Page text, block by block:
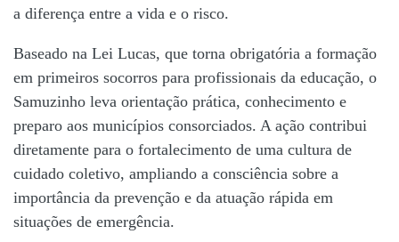
a diferença entre a vida e o risco.
Baseado na Lei Lucas, que torna obrigatória a formação
em primeiros socorros para profissionais da educação, o
Samuzinho leva orientação prática, conhecimento e
preparo aos municípios consorciados. A ação contribui
diretamente para o fortalecimento de uma cultura de
cuidado coletivo, ampliando a consciência sobre a
importância da prevenção e da atuação rápida em
situações de emergência.